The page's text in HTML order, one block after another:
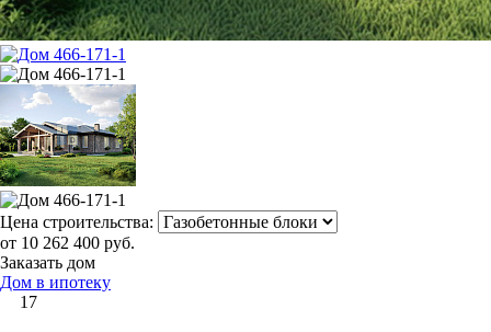
Цена строительства:
от 10 262 400 руб.
Заказать дом
Дом в ипотеку
17